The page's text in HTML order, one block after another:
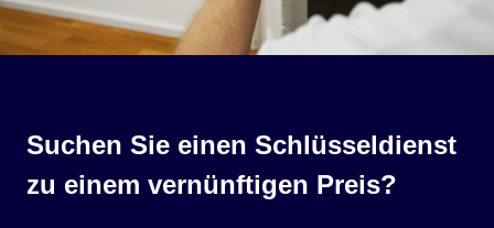
Suchen Sie einen Schlüsseldienst
zu einem vernünftigen Preis?